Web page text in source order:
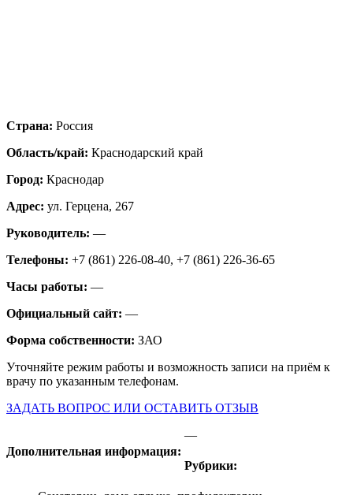
Страна: Россия
Область/край: Краснодарский край
Город: Краснодар
Адрес: ул. Герцена, 267
Руководитель: —
Телефоны: +7 (861) 226-08-40, +7 (861) 226-36-65
Часы работы: —
Официальный сайт: —
Форма собственности: ЗАО
Уточняйте режим работы и возможность записи на приём к
врачу по указанным телефонам.
ЗАДАТЬ ВОПРОС ИЛИ ОСТАВИТЬ ОТЗЫВ
Дополнительная информация:
—
Рубрики: